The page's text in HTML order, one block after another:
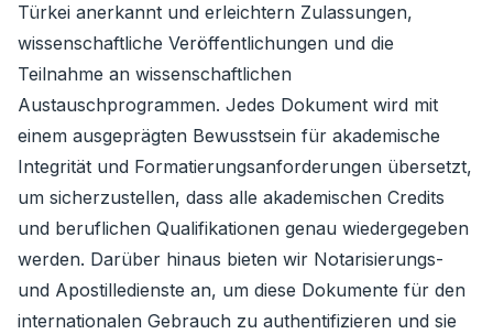
Türkei anerkannt und erleichtern Zulassungen,
wissenschaftliche Veröffentlichungen und die
Teilnahme an wissenschaftlichen
Austauschprogrammen. Jedes Dokument wird mit
einem ausgeprägten Bewusstsein für akademische
Integrität und Formatierungsanforderungen übersetzt,
um sicherzustellen, dass alle akademischen Credits
und beruflichen Qualifikationen genau wiedergegeben
werden. Darüber hinaus bieten wir Notarisierungs-
und Apostilledienste an, um diese Dokumente für den
internationalen Gebrauch zu authentifizieren und sie